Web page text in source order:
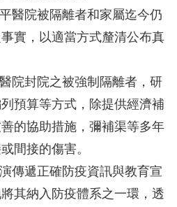
醫院被隔離者和家屬迄今仍
實，以適當方式釐清公布真
院封院之被強制隔離者，研
預算等方式，除提供經濟補
的協助措施，彌補渠等多年
間接的傷害。
傳遞正確防疫資訊與教育宣
其納入防疫體系之一環，透